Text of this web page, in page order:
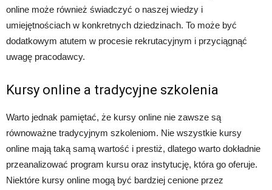
online może również świadczyć o naszej wiedzy i
umiejętnościach w konkretnych dziedzinach. To może być
dodatkowym atutem w procesie rekrutacyjnym i przyciągnąć
uwagę pracodawcy.
Kursy online a tradycyjne szkolenia
Warto jednak pamiętać, że kursy online nie zawsze są
równoważne tradycyjnym szkoleniom. Nie wszystkie kursy
online mają taką samą wartość i prestiż, dlatego warto dokładnie
przeanalizować program kursu oraz instytucję, która go oferuje.
Niektóre kursy online mogą być bardziej cenione przez